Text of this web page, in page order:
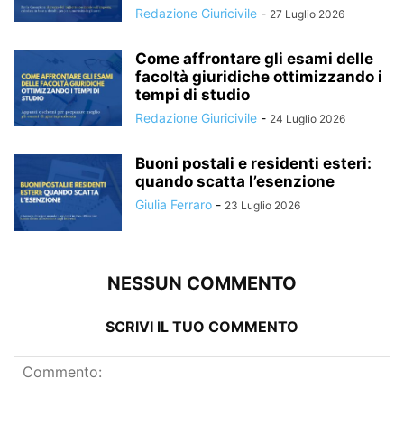
Redazione Giuricivile - 27 Luglio 2026
Come affrontare gli esami delle
facoltà giuridiche ottimizzando i
tempi di studio
Redazione Giuricivile - 24 Luglio 2026
Buoni postali e residenti esteri:
quando scatta l’esenzione
Giulia Ferraro - 23 Luglio 2026
NESSUN COMMENTO
SCRIVI IL TUO COMMENTO